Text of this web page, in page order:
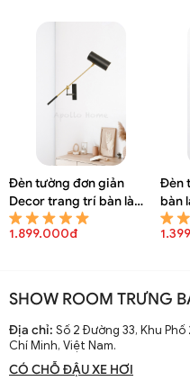
Đèn tường đơn giản
Decor trang trí bàn làm
việc DGT 8154A
1.899.000đ
Đèn
bàn
SHOW ROOM TRƯNG
Địa chỉ: Số 2 Đường 33, Khu
Chí Minh, Việt Nam.
CÓ CHỖ ĐẬU XE HƠI